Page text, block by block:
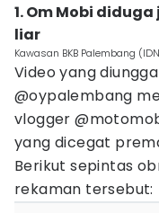
1. Om Mobi
liar
Kawasan BKB Palembang
Video yang
@oypalembang
vlogger
yang dicegat
Berikut sepintas
rekaman tersebut: